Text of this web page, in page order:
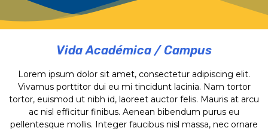
Vida Académica / Campus
Lorem ipsum dolor sit amet, consectetur adipiscing elit.
Vivamus porttitor dui eu mi tincidunt lacinia. Nam tortor
tortor, euismod ut nibh id, laoreet auctor felis. Mauris at arcu
ac nisl efficitur finibus. Aenean bibendum purus eu
pellentesque mollis. Integer faucibus nisl massa, nec ornare